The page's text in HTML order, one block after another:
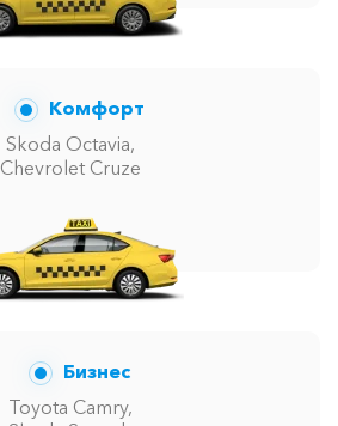
Комфорт
Skoda Octavia,
Chevrolet Cruze
Бизнес
Toyota Camry,